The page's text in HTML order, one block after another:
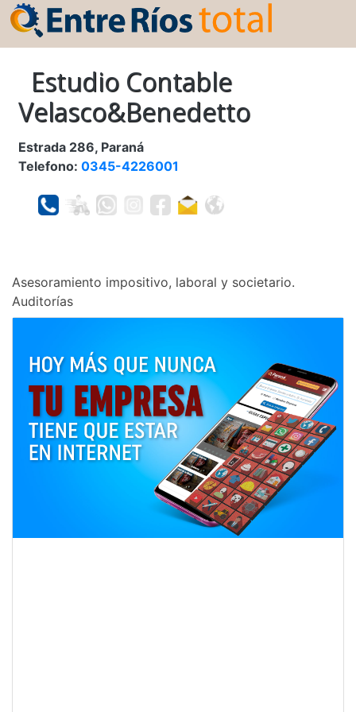
Estudio Contable
Velasco&Benedetto
Estrada 286, Paraná
Telefono: 0345-4226001
Asesoramiento impositivo, laboral y societario.
Auditorías